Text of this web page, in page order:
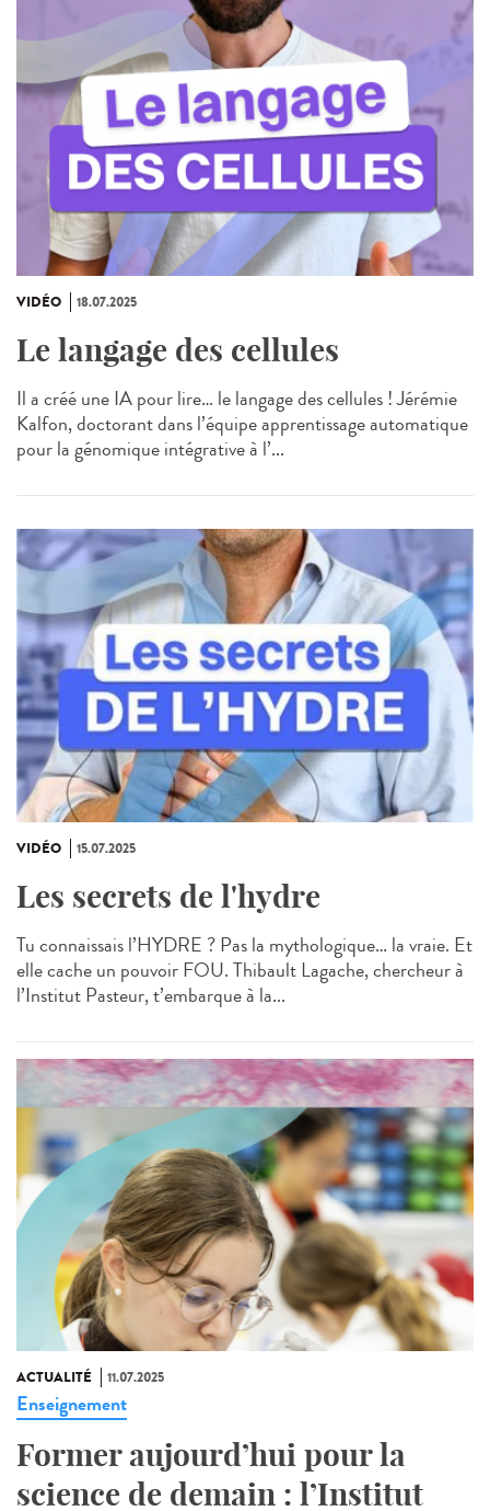
VIDÉO 18.07.2025
Le langage des cellules
Il a créé une IA pour lire… le langage des cellules ! Jérémie
Kalfon, doctorant dans l’équipe apprentissage automatique
pour la génomique intégrative à l’...
VIDÉO 15.07.2025
Les secrets de l'hydre
Tu connaissais l’HYDRE ? Pas la mythologique… la vraie. Et
elle cache un pouvoir FOU. Thibault Lagache, chercheur à
l’Institut Pasteur, t’embarque à la...
ACTUALITÉ 11.07.2025
Enseignement
Former aujourd’hui pour la
science de demain : l’Institut